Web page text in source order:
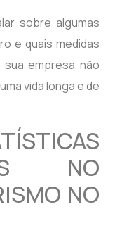
sobre algumas
e quais medidas
empresa não
vida longa e de
NO
NO